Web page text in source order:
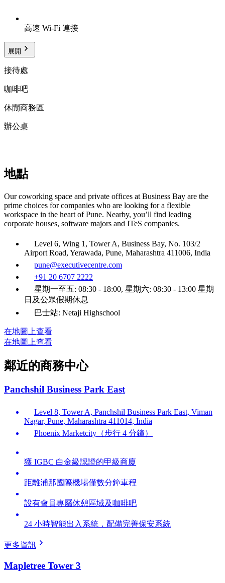
高速 Wi-Fi 連接
展開
接待處
咖啡吧
休閒商務區
辦公桌
地點
Our coworking space and private offices at Business Bay are the
prime choices for companies who are looking for a flexible
workspace in the heart of Pune. Nearby, you’ll find leading
corporate houses, software majors and ITeS companies.
Level 6, Wing 1, Tower A, Business Bay, No. 103/2
Airport Road, Yerawada, Pune, Maharashtra 411006, India
pune@executivecentre.com
+91 20 6707 2222
星期一至五: 08:30 - 18:00, 星期六: 08:30 - 13:00 星期
日及公眾假期休息
巴士站: Netaji Highschool
在地圖上查看
在地圖上查看
鄰近的商務中心
Panchshil Business Park East
Level 8, Tower A, Panchshil Business Park East, Viman
Nagar, Pune, Maharashtra 411014, India
Phoenix Marketcity（步行 4 分鐘）
獲 IGBC 白金級認證的甲級商廈
距離浦那國際機場僅數分鐘車程
設有會員專屬休憩區域及咖啡吧
24 小時智能出入系統，配備完善保安系統
更多資訊
Mapletree Tower 3